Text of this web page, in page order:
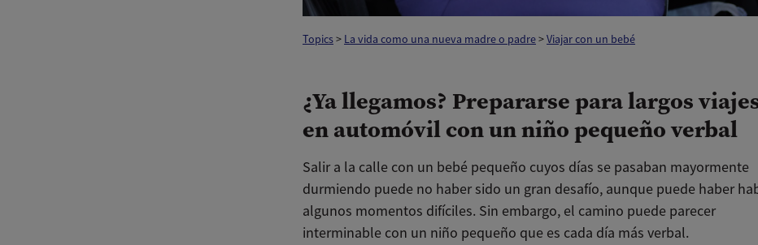
Topics> La vida como una nueva madre o padre>Viajar con un bebé
¿Ya llegamos? Prepararse para largos
en automóvil con un niño pequeño verbal
Salir a la calle con un bebé pequeño cuyos días se pasaban mayormente
durmiendo puede no haber sido un gran desafío, aunque puede haber
algunos momentos difíciles. Sin embargo, el camino puede parecer
interminable con un niño pequeño que es cada día más verbal.